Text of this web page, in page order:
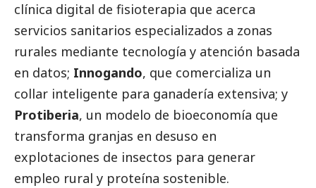
clínica digital de fisioterapia que acerca
servicios sanitarios especializados a zonas
rurales mediante tecnología y atención basada
en datos; Innogando, que comercializa un
collar inteligente para ganadería extensiva; y
Protiberia, un modelo de bioeconomía que
transforma granjas en desuso en
explotaciones de insectos para generar
empleo rural y proteína sostenible.